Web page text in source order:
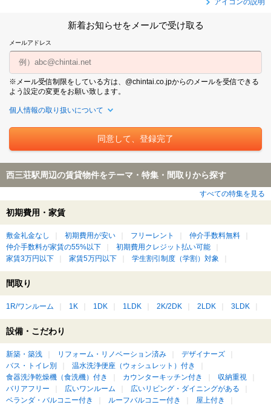
アイコンの説明
新着お知らせをメールで受け取る
メールアドレス
※メール受信制限をしている方は、@chintai.co.jpからのメールを受信できる
よう設定の変更をお願い致します。
個人情報の取り扱いについて
西三荘駅周辺の賃貸物件をテーマ・特集・間取りから探す
すべての特集を見る
初期費用・家賃
敷金礼金なし 初期費用が安い フリーレント
仲介手数料無料
仲介手数料が家賃の55%以下
初期費用クレジット払い可能
家賃3万円以下
家賃5万円以下 学生割引制度（学割）対象
間取り
1R/ワンルーム 1K 1DK 1LDK 2K/2DK 2LDK 3LDK
設備・こだわり
新築・築浅 リフォーム・リノベーション済み
デザイナーズ
バス・トイレ別
温水洗浄便座（ウォシュレット）付き
食器洗浄乾燥機（食洗機）付き
カウンターキッチン付き
収納重視
バリアフリー
広いワンルーム
広いリビング・ダイニングがある
ベランダ・バルコニー付き
ルーフバルコニー付き
屋上付き